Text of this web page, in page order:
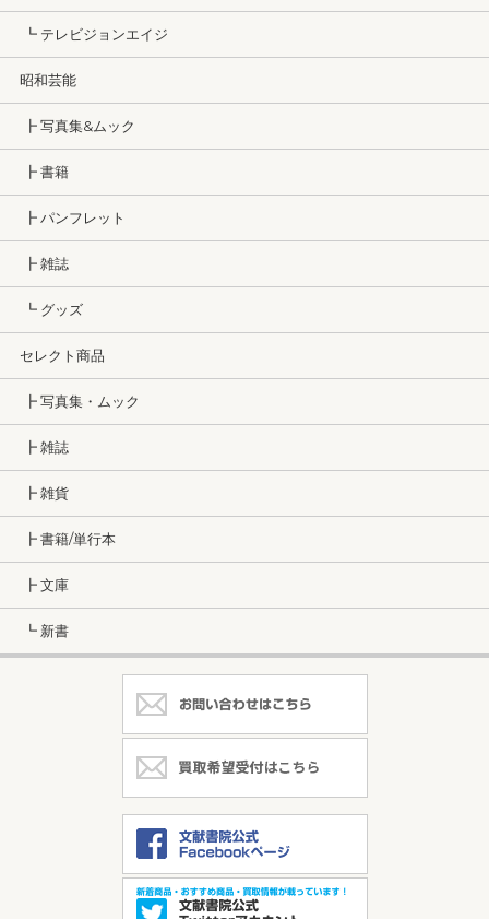
┗ テレビジョンエイジ
昭和芸能
┣ 写真集&ムック
┣ 書籍
┣ パンフレット
┣ 雑誌
┗ グッズ
セレクト商品
┣ 写真集・ムック
┣ 雑誌
┣ 雑貨
┣ 書籍/単行本
┣ 文庫
┗ 新書